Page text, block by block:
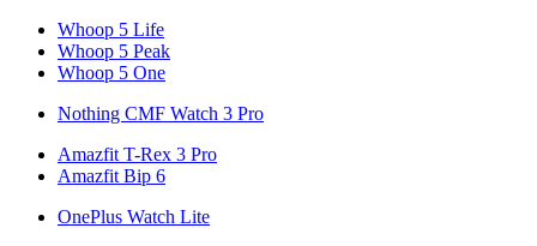
Whoop 5 Life
Whoop 5 Peak
Whoop 5 One
Nothing CMF Watch 3 Pro
Amazfit T-Rex 3 Pro
Amazfit Bip 6
OnePlus Watch Lite